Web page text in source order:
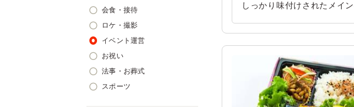
しっかり味付けされたメイ
会食・接待
ロケ・撮影
イベント運営
お祝い
法事・お葬式
スポーツ